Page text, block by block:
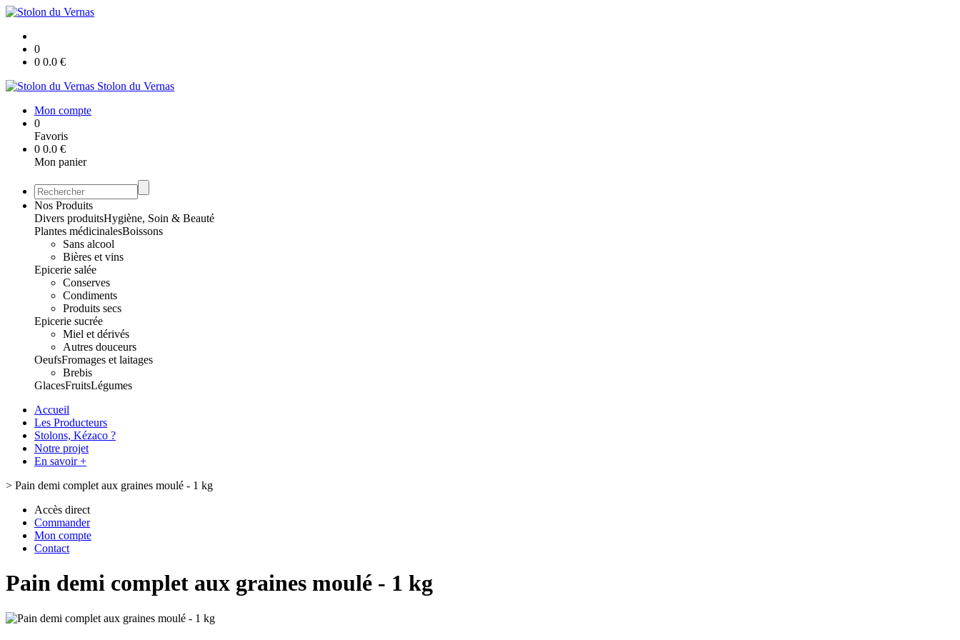
0
0 0.0 €
Stolon du Vernas
Mon compte
0
Favoris
0 0.0 €
Mon panier
Nos Produits
Divers produitsHygiène, Soin & Beauté
Plantes médicinalesBoissons
Sans alcool
Bières et vins
Epicerie salée
Conserves
Condiments
Produits secs
Epicerie sucrée
Miel et dérivés
Autres douceurs
OeufsFromages et laitages
Brebis
GlacesFruitsLégumes
Accueil
Les Producteurs
Stolons, Kézaco ?
Notre projet
En savoir +
> Pain demi complet aux graines moulé - 1 kg
Accès direct
Commander
Mon compte
Contact
Pain demi complet aux graines moulé - 1 kg